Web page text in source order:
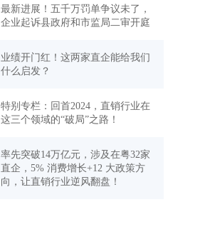
最新进展！五千万罚单争议未了，
企业起诉县政府和市监局二审开庭
业绩开门红！这两家直企能给我们
什么启发？
特别专栏：回首2024，直销行业在
这三个领域的“破局”之路！
率先突破14万亿元，涉及在粤32家
直企，5% 消费增长+12 大政策方
向，让直销行业逆风翻盘！